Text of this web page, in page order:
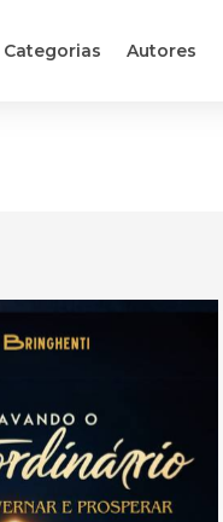
Categorias Autores